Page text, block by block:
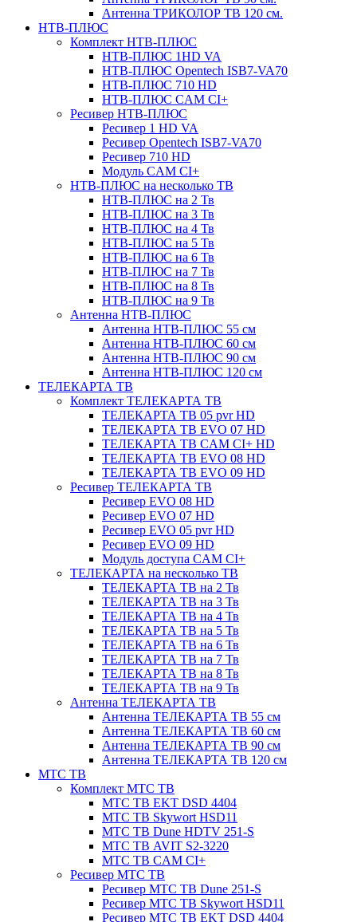
Антенна ТРИКОЛОР ТВ 120 см.
НТВ-ПЛЮС
Комплект НТВ-ПЛЮС
НТВ-ПЛЮС 1HD VA
НТВ-ПЛЮС Opentech ISB7-VA70
НТВ-ПЛЮС 710 HD
НТВ-ПЛЮС CAM CI+
Ресивер НТВ-ПЛЮС
Ресивер 1 HD VA
Ресивер Opentech ISB7-VA70
Ресивер 710 HD
Модуль CAM CI+
НТВ-ПЛЮС на несколько ТВ
НТВ-ПЛЮС на 2 Тв
НТВ-ПЛЮС на 3 Тв
НТВ-ПЛЮС на 4 Тв
НТВ-ПЛЮС на 5 Тв
НТВ-ПЛЮС на 6 Тв
НТВ-ПЛЮС на 7 Тв
НТВ-ПЛЮС на 8 Тв
НТВ-ПЛЮС на 9 Тв
Антенна НТВ-ПЛЮС
Антенна НТВ-ПЛЮС 55 см
Антенна НТВ-ПЛЮС 60 см
Антенна НТВ-ПЛЮС 90 см
Антенна НТВ-ПЛЮС 120 см
ТЕЛЕКАРТА ТВ
Комплект ТЕЛЕКАРТА ТВ
ТЕЛЕКАРТА ТВ 05 pvr HD
ТЕЛЕКАРТА ТВ EVO 07 HD
ТЕЛЕКАРТА ТВ CAM CI+ HD
ТЕЛЕКАРТА ТВ EVO 08 HD
ТЕЛЕКАРТА ТВ EVO 09 HD
Ресивер ТЕЛЕКАРТА ТВ
Ресивер EVO 08 HD
Ресивер EVO 07 HD
Ресивер EVO 05 pvr HD
Ресивер EVO 09 HD
Модуль доступа CAM CI+
ТЕЛЕКАРТА на несколько ТВ
ТЕЛЕКАРТА ТВ на 2 Тв
ТЕЛЕКАРТА ТВ на 3 Тв
ТЕЛЕКАРТА ТВ на 4 Тв
ТЕЛЕКАРТА ТВ на 5 Тв
ТЕЛЕКАРТА ТВ на 6 Тв
ТЕЛЕКАРТА ТВ на 7 Тв
ТЕЛЕКАРТА ТВ на 8 Тв
ТЕЛЕКАРТА ТВ на 9 Тв
Антенна ТЕЛЕКАРТА ТВ
Антенна ТЕЛЕКАРТА ТВ 55 см
Антенна ТЕЛЕКАРТА ТВ 60 см
Антенна ТЕЛЕКАРТА ТВ 90 см
Антенна ТЕЛЕКАРТА ТВ 120 см
МТС ТВ
Комплект МТС ТВ
МТС ТВ EKT DSD 4404
МТС ТВ Skywort HSD11
МТС ТВ Dune HDTV 251-S
МТС ТВ AVIT S2-3220
МТС ТВ CAM CI+
Ресивер МТС ТВ
Ресивер МТС ТВ Dune 251-S
Ресивер МТС ТВ Skywort HSD11
Ресивер МТС ТВ EKT DSD 4404